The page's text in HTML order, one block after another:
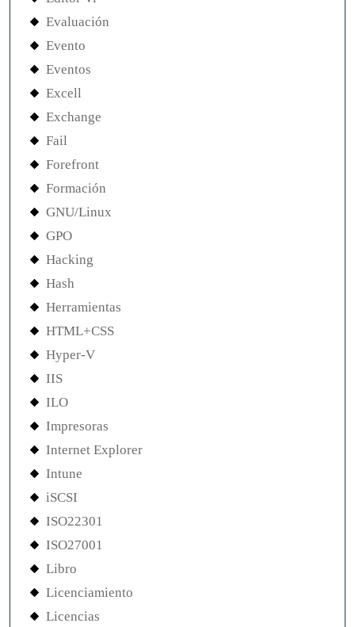
Evaluación
Evento
Eventos
Excell
Exchange
Fail
Forefront
Formación
GNU/Linux
GPO
Hacking
Hash
Herramientas
HTML+CSS
Hyper-V
IIS
ILO
Impresoras
Internet Explorer
Intune
iSCSI
ISO22301
ISO27001
Libro
Licenciamiento
Licencias